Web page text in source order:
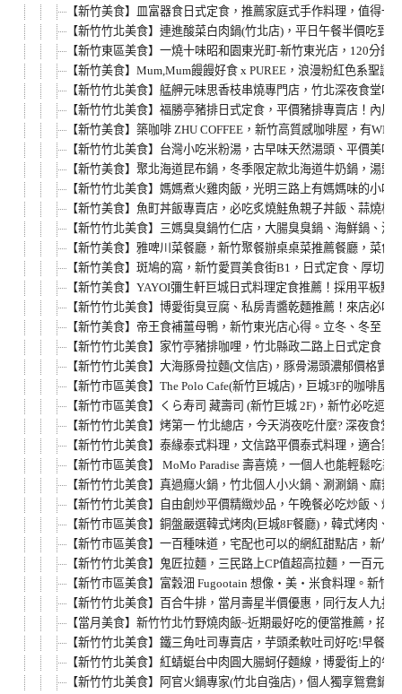
【新竹美食】皿富器食日式定食，推薦家庭式手作料理，值得
【新竹竹北美食】連進酸菜白肉鍋(竹北店)，平日午餐半價吃到
【新竹東區美食】一燒十味昭和園東光町-新竹東光店，120分
【新竹美食】Mum,Mum饅饅好食 x PUREE，浪漫粉紅色系聖
【新竹竹北美食】艋舺元味思香枝串燒專門店，竹北深夜食堂吃
【新竹竹北美食】福勝亭豬排日式定食，平價豬排專賣店！內
【新竹美食】築咖啡 ZHU COFFEE，新竹高質感咖啡屋，有
【新竹竹北美食】台灣小吃米粉湯，古早味天然湯頭、平價美
【新竹美食】聚北海道昆布鍋，冬季限定款北海道牛奶鍋，湯
【新竹竹北美食】媽媽煮火雞肉飯，光明三路上有媽媽味的小
【新竹美食】魚町丼飯專賣店，必吃炙燒鮭魚親子丼飯、蒜燒
【新竹竹北美食】三媽臭臭鍋竹仁店，大腸臭臭鍋、海鮮鍋、
【新竹美食】雅啤川菜餐廳，新竹聚餐辦桌桌菜推薦餐廳，菜
【新竹美食】斑鳩的窩，新竹愛買美食街B1，日式定食、厚切
【新竹美食】YAYOI彌生軒巨城日式料理定食推薦！採用平板
【新竹竹北美食】博愛街臭豆腐、私房青醬乾麵推薦！來店必
【新竹美食】帝王食補薑母鴨，新竹東光店心得。立冬、冬至
【新竹竹北美食】家竹亭豬排咖哩，竹北縣政二路上日式定食
【新竹竹北美食】大海豚骨拉麵(文信店)，豚骨湯頭濃郁價格實
【新竹市區美食】The Polo Cafe(新竹巨城店)，巨城3F的咖啡
【新竹市區美食】くら寿司 藏壽司 (新竹巨城 2F)，新竹必吃迴
【新竹竹北美食】烤第一 竹北總店，今天消夜吃什麼? 深夜食
【新竹竹北美食】泰緣泰式料理，文信路平價泰式料理，適合家
【新竹市區美食】 MoMo Paradise 壽喜燒，一個人也能輕鬆吃
【新竹竹北美食】真過癮火鍋，竹北個人小火鍋、涮涮鍋、麻
【新竹竹北美食】自由創炒平價精緻炒品，午晚餐必吃炒飯、
【新竹市區美食】銅盤嚴選韓式烤肉(巨城8F餐廳)，韓式烤肉
【新竹市區美食】一百種味道，宅配也可以的網紅甜點店，新
【新竹竹北美食】鬼匠拉麵，三民路上CP值超高拉麵，一百元
【新竹市區美食】富穀沺 Fugootain 想像‧美‧米食料理。新竹
【新竹竹北美食】百合牛排，當月壽星半價優惠，同行友人九折
【當月美食】新竹竹北竹野燒肉飯~近期最好吃的便當推薦，招
【新竹竹北美食】鐵三角吐司專賣店，芋頭柔軟吐司好吃!早餐
【新竹竹北美食】紅蜻蜓台中肉圓大腸蚵仔麵線，博愛街上的
【新竹竹北美食】阿官火鍋專家(竹北自強店)，個人獨享鴛鴦鍋